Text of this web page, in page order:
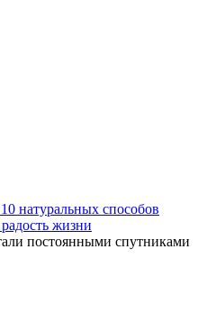
натуральных способов
жизни
постоянными спутниками